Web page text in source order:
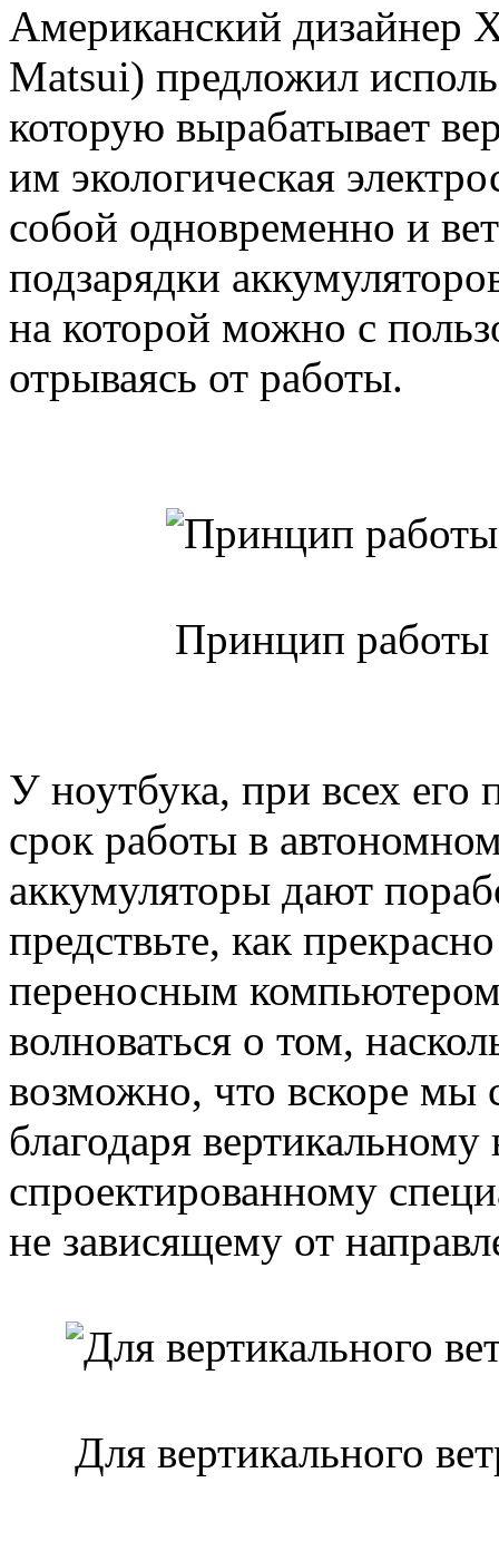
Американский дизайнер
Matsui) предложил
которую вырабатывает
им экологическая
собой одновременно и
подзарядки
на которой можно с
отрываясь от работы.
Принцип работы
У ноутбука, при всех
срок работы в
аккумуляторы дают
предствьте, как
переносным
волноваться о том,
возможно, что вскоре мы
благодаря
спроектированному
не зависящему от
Для вертикального